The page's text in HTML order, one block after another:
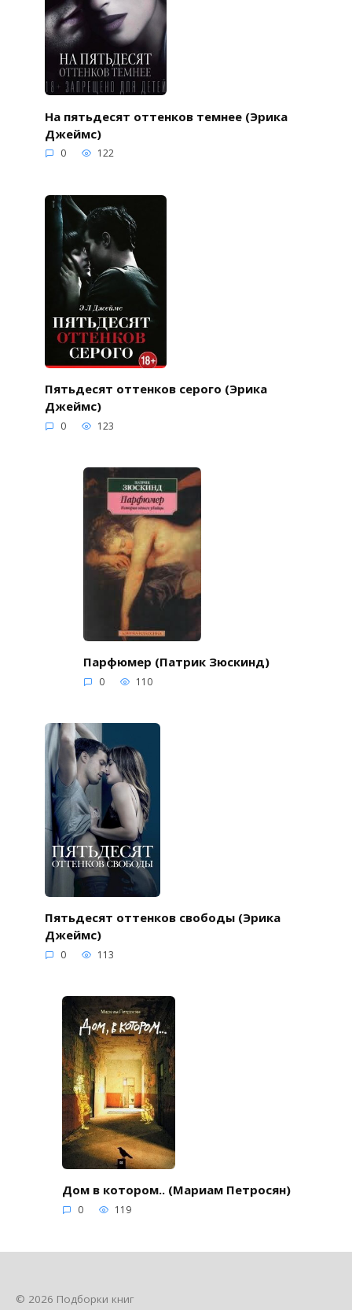
На пятьдесят оттенков темнее (Эрика
Джеймс)
0 122
Пятьдесят оттенков серого (Эрика
Джеймс)
0 123
Парфюмер (Патрик Зюскинд)
0 110
Пятьдесят оттенков свободы (Эрика
Джеймс)
0 113
Дом в котором.. (Мариам Петросян)
0 119
© 2026 Подборки книг